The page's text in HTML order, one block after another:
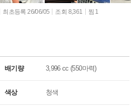
최초등록 26/06/05 조회 8,361 찜 1
배기량 3,996 cc (550마력)
색상 청색